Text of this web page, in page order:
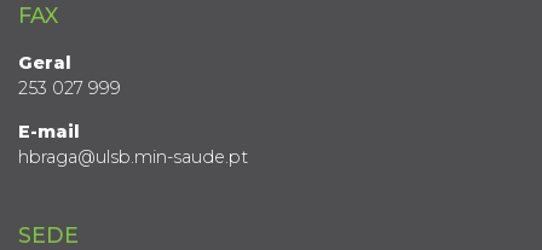
FAX
Geral
253 027 999
E-mail
hbraga@ulsb.min-saude.pt
SEDE